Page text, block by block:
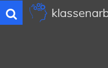
Toggle
navigation